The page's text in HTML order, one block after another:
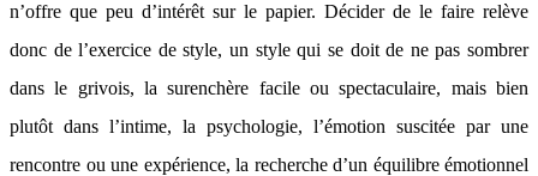
n’offre que peu d’intérêt sur le papier. Décider de le faire relève
donc de l’exercice de style, un style qui se doit de ne pas sombrer
dans le grivois, la surenchère facile ou spectaculaire, mais bien
plutôt dans l’intime, la psychologie, l’émotion suscitée par une
rencontre ou une expérience, la recherche d’un équilibre émotionnel